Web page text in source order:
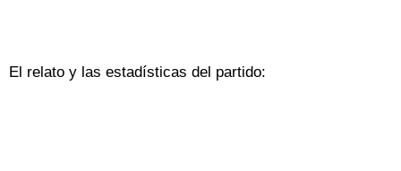
El relato y las estadísticas del partido: